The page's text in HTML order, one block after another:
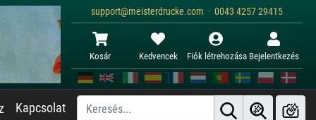
support@meisterdrucke.com · 0043 4257 29415
Kosár Kedvencek Fiók létrehozása Bejelentkezés
Kapcsolat